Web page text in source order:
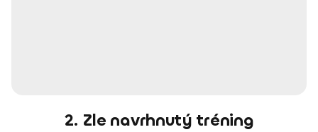
2. Zle navrhnutý tréning